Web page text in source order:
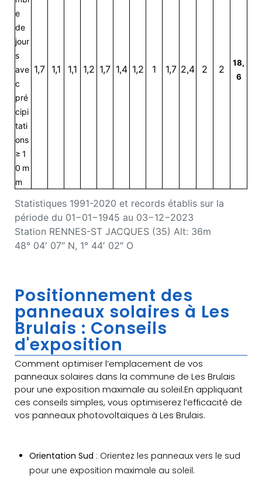
Statistiques 1991-2020 et records établis sur la
période du 01−01−1945 au 03−12−2023
Station RENNES-ST JACQUES (35) Alt: 36m
48° 04′ 07″ N, 1° 44′ 02″ O
e
de
jour
s
ave
c
pré
cipi
tati
ons
≥ 1
0 m
m
1,7 1,1 1,1 1,2 1,7 1,4 1,2 1 1,7 2,4 2 2
18,
6
Positionnement des
panneaux solaires à Les
Brulais : Conseils
d'exposition
Comment optimiser l’emplacement de vos
panneaux solaires dans la commune de Les Brulais
pour une exposition maximale au soleil.En appliquant
ces conseils simples, vous optimiserez l’efficacité de
vos panneaux photovoltaïques à Les Brulais.
Orientation Sud : Orientez les panneaux vers le sud
pour une exposition maximale au soleil.